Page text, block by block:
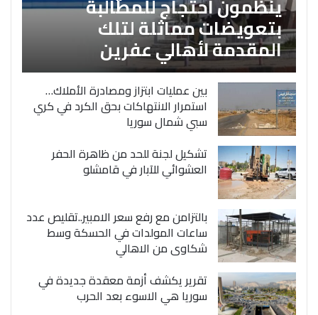
بتعويضات مماثلة لتلك
المقدمة لأهالي عفرين
بين عمليات ابتزاز ومصادرة الأملاك…
استمرار الانتهاكات بحق الكرد في كري
سبي شمال سوريا
تشكيل لجنة للحد من ظاهرة الحفر
العشوائي للآبار في قامشلو
بالتزامن مع رفع سعر الامبير..تقليص عدد
ساعات المولدات في الحسكة وسط
شكاوى من الاهالي
تقرير يكشف أزمة معقدة جديدة في
سوريا هي الاسوء بعد الحرب